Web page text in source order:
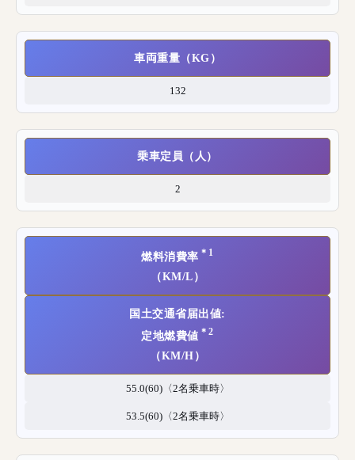
車両重量（KG）
132
乗車定員（人）
2
燃料消費率 ＊1
（KM/L）
国土交通省届出値:
定地燃費値 ＊2
（KM/H）
55.0(60)〈2名乗車時〉
53.5(60)〈2名乗車時〉